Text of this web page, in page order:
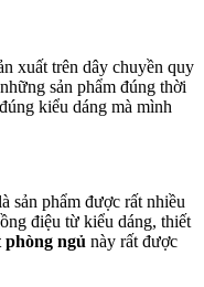
xuất trên dây chuyền quy
sản phẩm đúng thời
kiểu dáng mà mình
sản phẩm được rất nhiều
điệu từ kiểu dáng, thiết
phòng ngủ này rất được